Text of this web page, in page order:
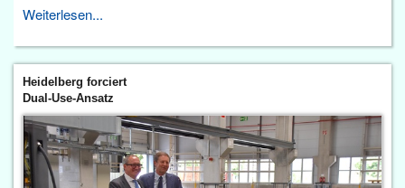
Weiterlesen...
Heidelberg forciert
Dual-Use-Ansatz